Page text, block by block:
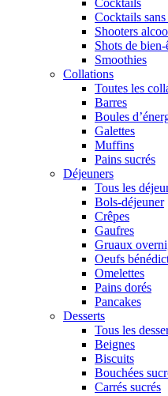
Cocktails
Cocktails
Shooters
Shots de bien-
Smoothies
Collations
Toutes les
Barres
Boules
Galettes
Muffins
Pains sucrés
Déjeuners
Tous les
Bols-déjeuner
Crêpes
Gaufres
Gruaux
Oeufs
Omelettes
Pains dorés
Pancakes
Desserts
Tous les
Beignes
Biscuits
Bouchées
Carrés sucrés